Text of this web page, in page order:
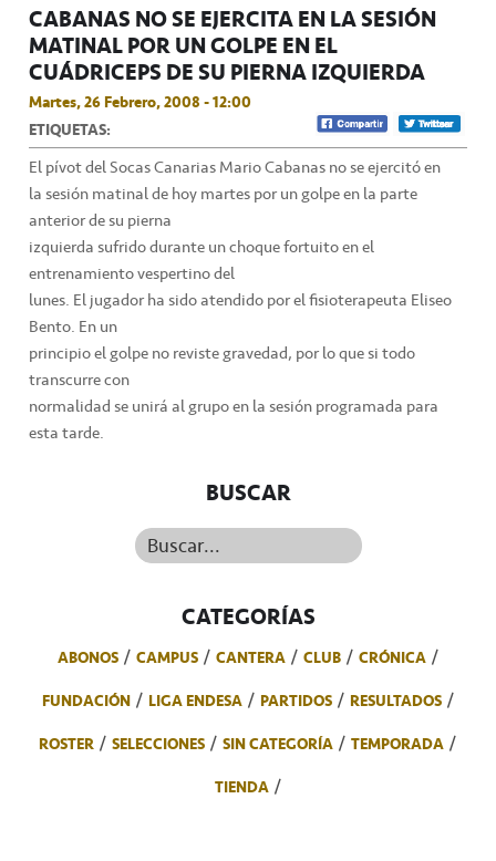
CABANAS NO SE EJERCITA EN LA SESIÓN
MATINAL POR UN GOLPE EN EL
CUÁDRICEPS DE SU PIERNA IZQUIERDA
Martes, 26 Febrero, 2008 - 12:00
ETIQUETAS:
El pívot del Socas Canarias Mario Cabanas no se ejercitó en
la sesión matinal de hoy martes por un golpe en la parte
anterior de su pierna
izquierda sufrido durante un choque fortuito en el
entrenamiento vespertino del
lunes. El jugador ha sido atendido por el fisioterapeuta Eliseo
Bento. En un
principio el golpe no reviste gravedad, por lo que si todo
transcurre con
normalidad se unirá al grupo en la sesión programada para
esta tarde.
BUSCAR
Buscar...
CATEGORÍAS
ABONOS CAMPUS CANTERA CLUB
CRÓNICA
FUNDACIÓN
LIGA ENDESA PARTIDOS
RESULTADOS
ROSTER
SELECCIONES SIN CATEGORÍA
TEMPORADA
TIENDA